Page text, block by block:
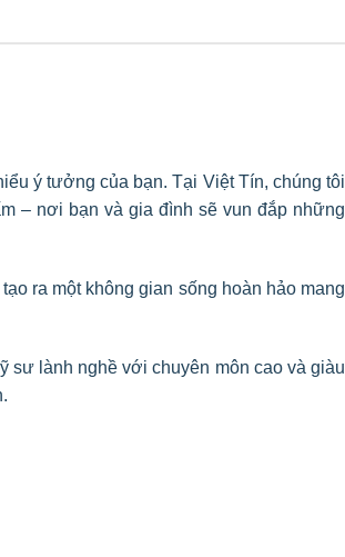
ý tưởng của bạn. Tại Việt Tín, chúng tôi
– nơi bạn và gia đình sẽ vun đắp những
ra một không gian sống hoàn hảo mang
sư lành nghề với chuyên môn cao và giàu